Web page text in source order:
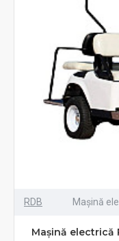
RDB Mașină
Mașină electrică